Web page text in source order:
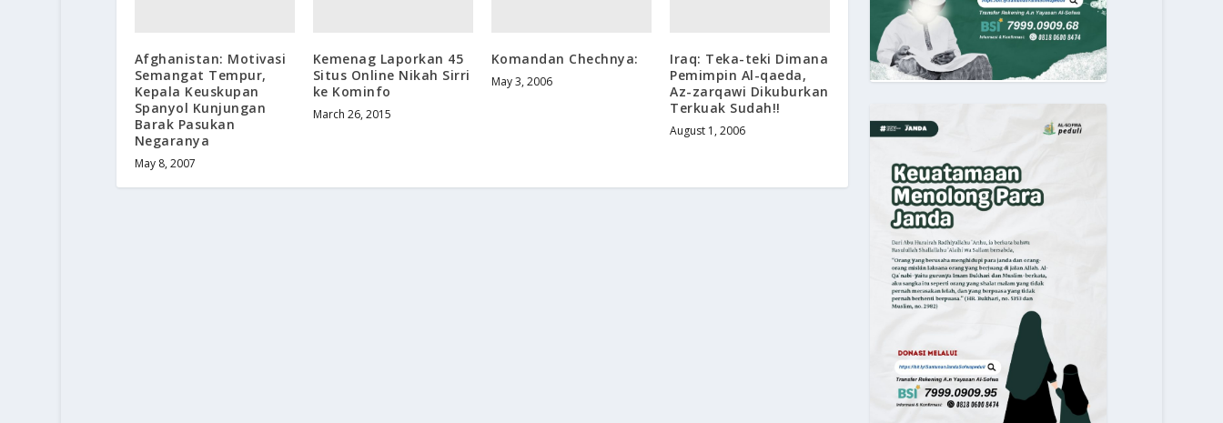
Afghanistan: Motivasi
Semangat Tempur,
Kepala Keuskupan
Spanyol Kunjungan
Barak Pasukan
Negaranya
May 8, 2007
Kemenag Laporkan 45
Situs Online Nikah Sirri
ke Kominfo
March 26, 2015
Komandan Chechnya:
May 3, 2006
Iraq: Teka-teki Dimana
Pemimpin Al-qaeda,
Az-zarqawi Dikuburkan
Terkuak Sudah!!
August 1, 2006